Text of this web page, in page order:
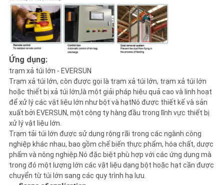
Ứng dụng:
trạm xả túi lớn - EVERSUN
Trạm xả túi lớn, còn được gọi là trạm xả túi lớn, trạm xả túi lớn
hoặc thiết bị xả túi lớn,là một giải pháp hiệu quả cao và linh hoạt
để xử lý các vật liệu lớn như bột và hạtNó được thiết kế và sản
xuất bởi EVERSUN, một công ty hàng đầu trong lĩnh vực thiết bị
xử lý vật liệu lớn.
Trạm tải túi lớn được sử dụng rộng rãi trong các ngành công
nghiệp khác nhau, bao gồm chế biến thực phẩm, hóa chất, dược
phẩm và nông nghiệp.Nó đặc biệt phù hợp với các ứng dụng mà
trong đó một lượng lớn các vật liệu dạng bột hoặc hạt cần được
chuyển từ túi lớn sang các quy trình hạ lưu.